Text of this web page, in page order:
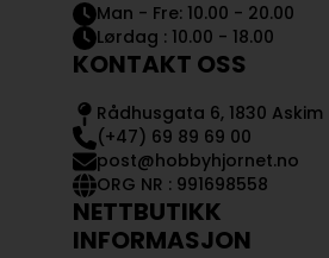
Man - Fre: 10.00 - 20.00
Lørdag : 10.00 - 18.00
KONTAKT OSS
Rådhusgata 6, 1830 Askim
(+47) 69 89 69 00
post@hobbyhjornet.no
ORG NR : 991698558
NETTBUTIKK
INFORMASJON